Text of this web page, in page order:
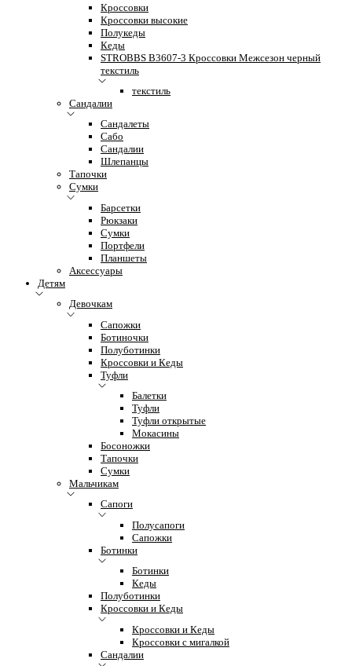
Кроссовки
Кроссовки высокие
Полукеды
Кеды
STROBBS B3607-3 Кроссовки Межсезон черный
текстиль
текстиль
Сандалии
Сандалеты
Сабо
Сандалии
Шлепанцы
Тапочки
Сумки
Барсетки
Рюкзаки
Сумки
Портфели
Планшеты
Аксессуары
Детям
Девочкам
Сапожки
Ботиночки
Полуботинки
Кроссовки и Кеды
Туфли
Балетки
Туфли
Туфли открытые
Мокасины
Босоножки
Тапочки
Сумки
Мальчикам
Сапоги
Полусапоги
Сапожки
Ботинки
Ботинки
Кеды
Полуботинки
Кроссовки и Кеды
Кроссовки и Кеды
Кроссовки с мигалкой
Сандалии